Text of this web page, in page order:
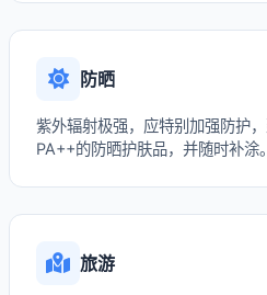
防晒
紫外辐射极强，应特别加强防护
PA++的防晒护肤品，并随时补涂。
旅游